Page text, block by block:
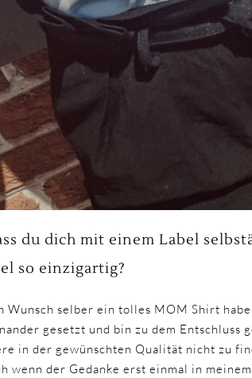
du dich mit einem Label
so einzigartig?
Wunsch selber ein tolles MOM Shirt
gesetzt und bin zu dem Entschluss
in der gewünschten Qualität nicht zu
wenn der Gedanke erst einmal in